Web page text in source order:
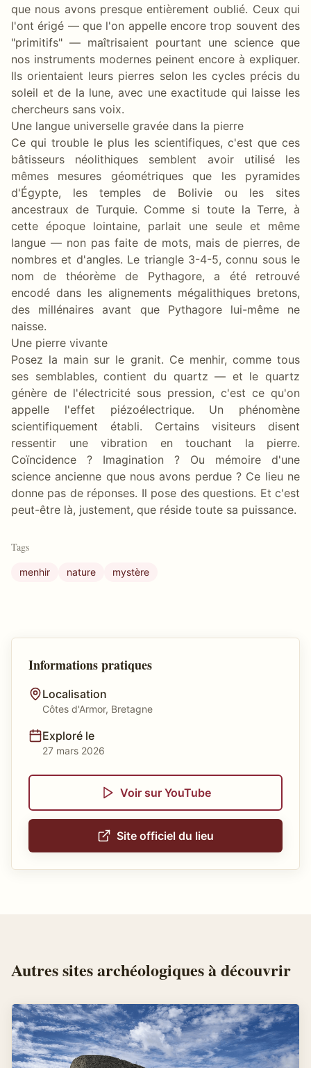
que nous avons presque entièrement oublié. Ceux qui
l'ont érigé — que l'on appelle encore trop souvent des
"primitifs" — maîtrisaient pourtant une science que
nos instruments modernes peinent encore à expliquer.
Ils orientaient leurs pierres selon les cycles précis du
soleil et de la lune, avec une exactitude qui laisse les
chercheurs sans voix.
Une langue universelle gravée dans la pierre
Ce qui trouble le plus les scientifiques, c'est que ces
bâtisseurs néolithiques semblent avoir utilisé les
mêmes mesures géométriques que les pyramides
d'Égypte, les temples de Bolivie ou les sites
ancestraux de Turquie. Comme si toute la Terre, à
cette époque lointaine, parlait une seule et même
langue — non pas faite de mots, mais de pierres, de
nombres et d'angles. Le triangle 3-4-5, connu sous le
nom de théorème de Pythagore, a été retrouvé
encodé dans les alignements mégalithiques bretons,
des millénaires avant que Pythagore lui-même ne
naisse.
Une pierre vivante
Posez la main sur le granit. Ce menhir, comme tous
ses semblables, contient du quartz — et le quartz
génère de l'électricité sous pression, c'est ce qu'on
appelle l'effet piézoélectrique. Un phénomène
scientifiquement établi. Certains visiteurs disent
ressentir une vibration en touchant la pierre.
Coïncidence ? Imagination ? Ou mémoire d'une
science ancienne que nous avons perdue ? Ce lieu ne
donne pas de réponses. Il pose des questions. Et c'est
peut-être là, justement, que réside toute sa puissance.
Tags
menhir nature mystère
Informations pratiques
Localisation
Côtes d'Armor, Bretagne
Exploré le
27 mars 2026
Voir sur YouTube
Site officiel du lieu
Autressites archéologiquesà découvrir